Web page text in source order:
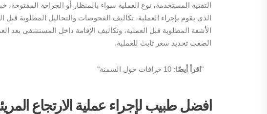
التقنية المستخدمة، نوع العملية سواء بالمنظار أو الجراحة المفتوحة،
الذي يقوم بإجراء العملية، تكاليف الفحوصات والتحاليل المطلوبة قبل
الأشعة المطلوبة قبل العملية، وتكاليف الإقامة داخل المستشفى بعد
الصعب تحديد سعر ثابت للعملية.
" اقرأ أيضًا: 10 خرافات حول السمنة"
افضل طبيب لإجراء عملية الارتجاع